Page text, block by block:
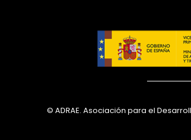
© ADRAE. Asociación para el